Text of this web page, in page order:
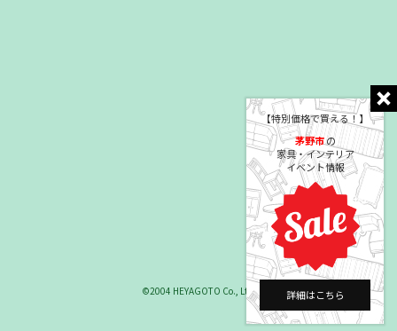
【特別価格で買える！】
茅野市の
家具・インテリア
イベント情報
詳細はこちら
©2004 HEYAGOTO Co., Ltd.